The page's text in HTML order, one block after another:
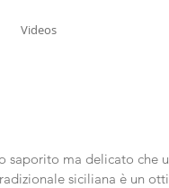
Videos
saporito ma delicato che
siciliana è un